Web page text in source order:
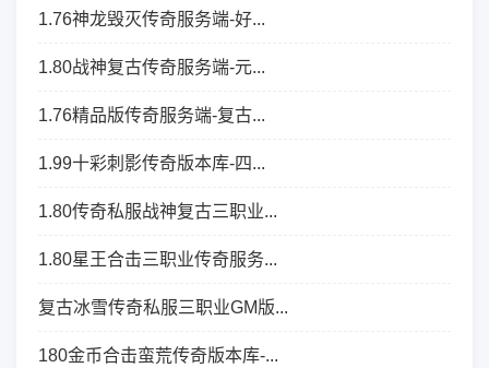
1.76神龙毁灭传奇服务端-好...
1.80战神复古传奇服务端-元...
1.76精品版传奇服务端-复古...
1.99十彩刺影传奇版本库-四...
1.80传奇私服战神复古三职业...
1.80星王合击三职业传奇服务...
复古冰雪传奇私服三职业GM版...
180金币合击蛮荒传奇版本库-...